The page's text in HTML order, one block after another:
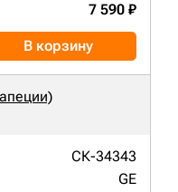
7 590 ₽
В корзину
СК-34343
GE